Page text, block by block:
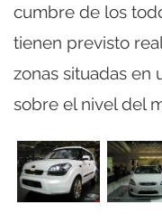
cumbre de los
tienen previsto
zonas situadas en
sobre el nivel del